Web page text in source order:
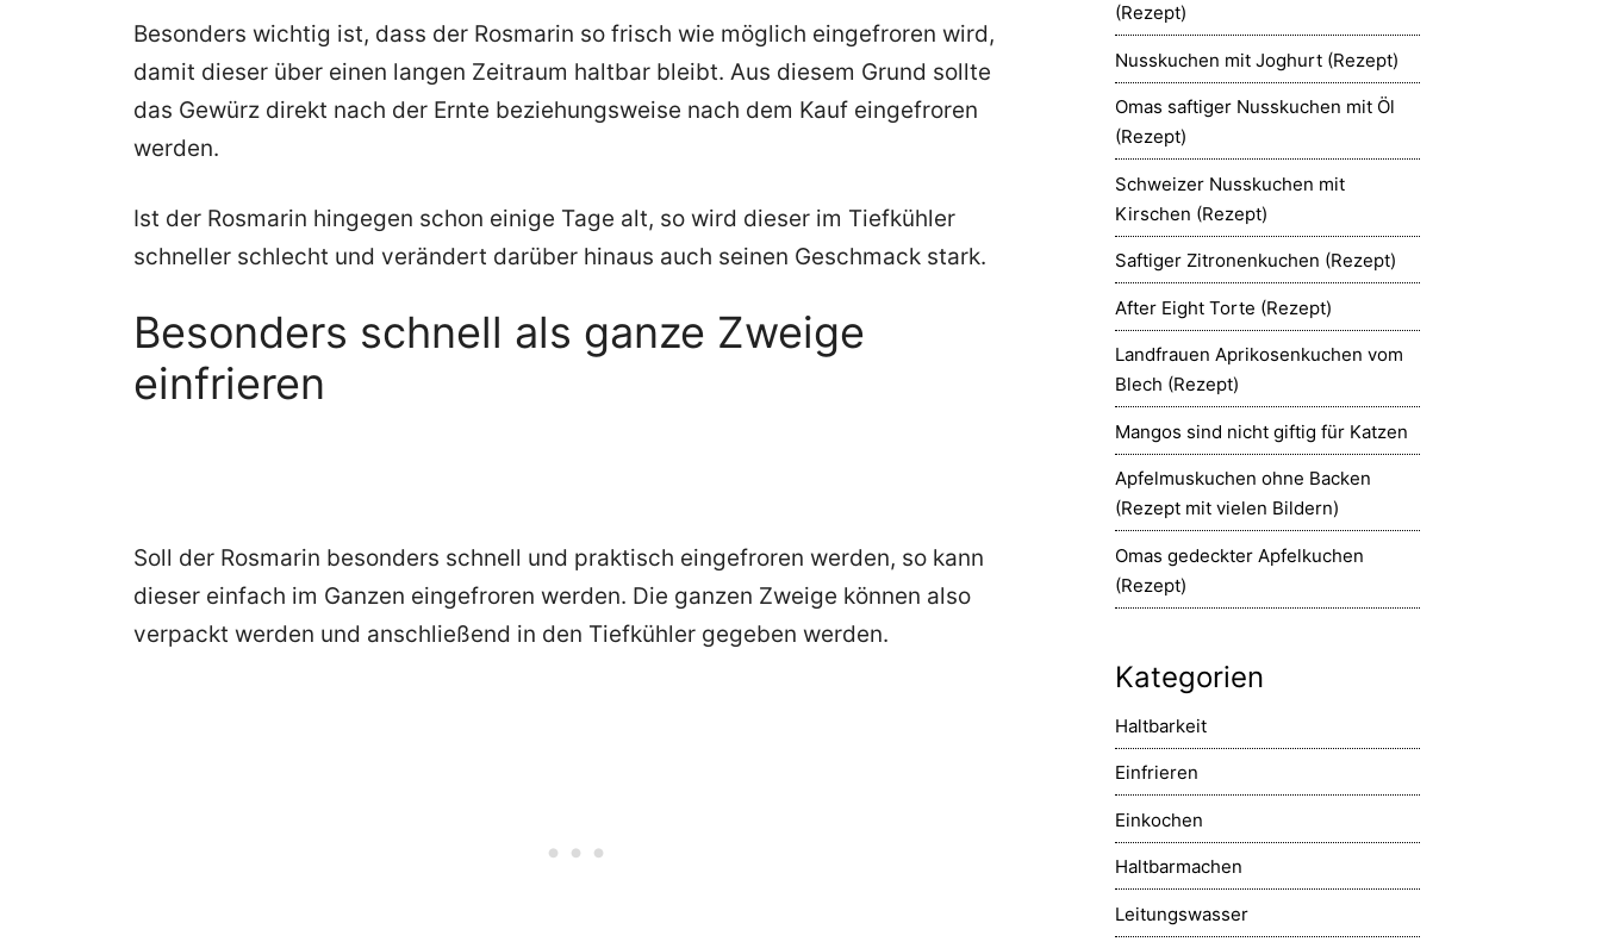
Besonders wichtig ist, dass der Rosmarin so frisch wie möglich eingefroren wird,
damit dieser über einen langen Zeitraum haltbar bleibt. Aus diesem Grund sollte
das Gewürz direkt nach der Ernte beziehungsweise nach dem Kauf eingefroren
werden.
Ist der Rosmarin hingegen schon einige Tage alt, so wird dieser im Tiefkühler
schneller schlecht und verändert darüber hinaus auch seinen Geschmack stark.
Besonders schnell als ganze Zweige
einfrieren
Soll der Rosmarin besonders schnell und praktisch eingefroren werden, so kann
dieser einfach im Ganzen eingefroren werden. Die ganzen Zweige können also
verpackt werden und anschließend in den Tiefkühler gegeben werden.
(Rezept)
Nusskuchen mit Joghurt (Rezept)
Omas saftiger Nusskuchen mit Öl
(Rezept)
Schweizer Nusskuchen mit
Kirschen (Rezept)
Saftiger Zitronenkuchen (Rezept)
After Eight Torte (Rezept)
Landfrauen Aprikosenkuchen vom
Blech (Rezept)
Mangos sind nicht giftig für Katzen
Apfelmuskuchen ohne Backen
(Rezept mit vielen Bildern)
Omas gedeckter Apfelkuchen
(Rezept)
Kategorien
Haltbarkeit
Einfrieren
Einkochen
Haltbarmachen
Leitungswasser